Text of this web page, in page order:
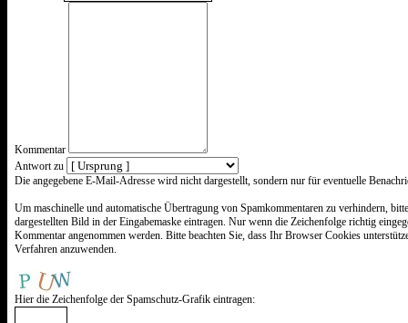
Kommentar
Antwort zu
Was
Sieben
minus
Vier?
Die angegebene E-Mail-Adresse wird nicht dargestellt, sondern nur für eventuelle
Um maschinelle und automatische Übertragung von Spamkommentaren zu verhindern,
dargestellten Bild in der Eingabemaske eintragen. Nur wenn die Zeichenfolge richtig
Kommentar angenommen werden. Bitte beachten Sie, dass Ihr Browser Cookies
Verfahren anzuwenden.
Hier die Zeichenfolge der Spamschutz-Grafik eintragen: